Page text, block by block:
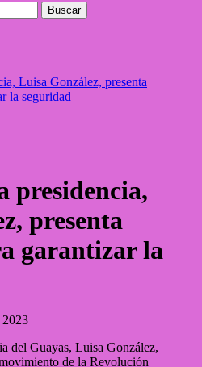
Luisa González, presenta
la seguridad
presidencia,
presenta
garantizar la
del Guayas, Luisa González,
de la Revolución